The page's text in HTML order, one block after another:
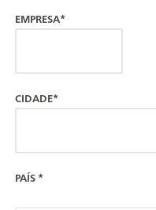
EMPRESA*
CIDADE*
PAÍS*